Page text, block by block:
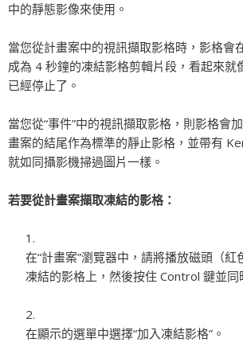
中的靜態影像來使用。
當您從計畫案中的視訊擷取影格時，影格會
成為 4 秒鐘的凍結影格剪輯片段，看起來就
已經停止了。
當您從“事件”中的視訊擷取影格，則影格會
畫案的結尾作為標準的靜止影格，並帶有
就如同攝影機掃過圖片一樣。
若要從計畫案擷取凍結的影格：
在“計畫案”瀏覽器中，請將播放磁頭（
凍結的影格上，然後按住 Control 鍵並同
在顯示的選單中選擇“加入凍結影格”。